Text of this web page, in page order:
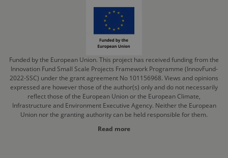
Funded by the European Union. This project has received funding from the
Innovation Fund Small Scale Projects Framework Programme (InnovFund-
2022-SSC) under the grant agreement No 101156968. Views and opinions
expressed are however those of the author(s) only and do not necessarily
reflect those of the European Union or the European Climate,
Infrastructure and Environment Executive Agency. Neither the European
Union nor the granting authority can be held responsible for them.
Read more